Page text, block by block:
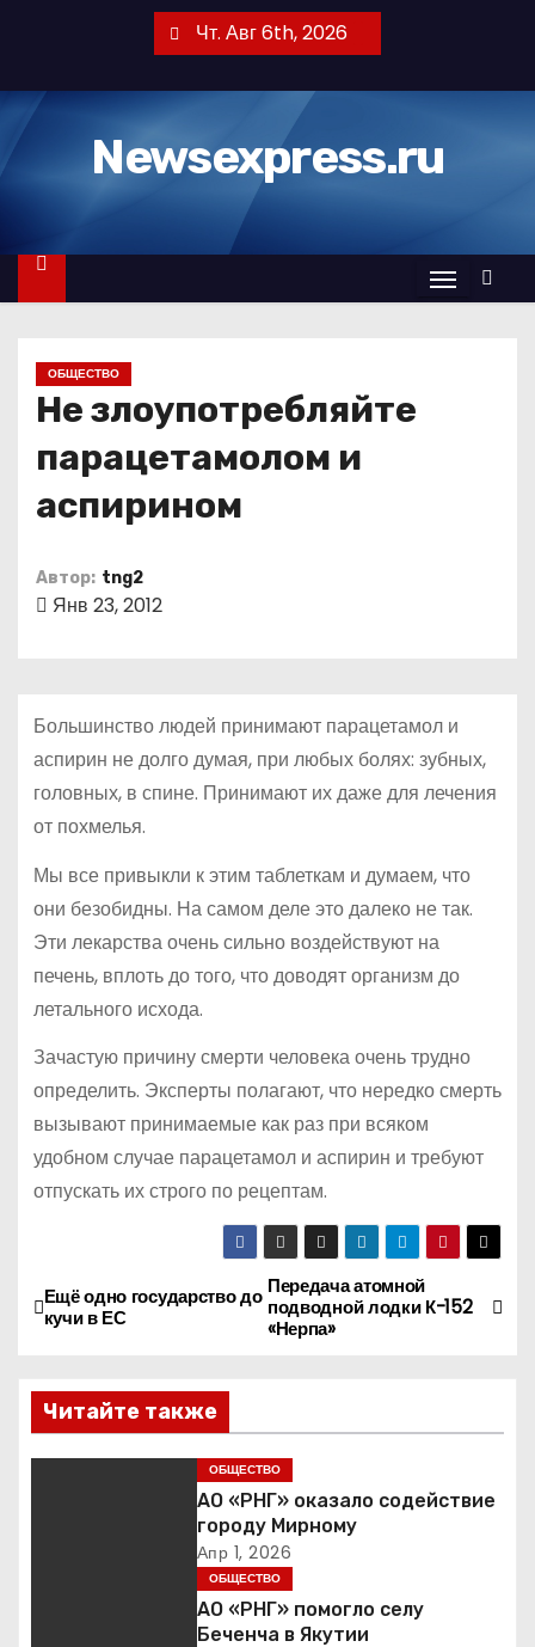
т
к
Чт. Авг 6th, 2026
Newsexpress.ru
ОБЩЕСТВО
Не злоупотребляйте
парацетамолом и
аспирином
Автор: tng2
Янв 23, 2012
Большинство людей принимают парацетамол и
аспирин не долго думая, при любых болях: зубных,
головных, в спине. Принимают их даже для лечения
от похмелья.
Мы все привыкли к этим таблеткам и думаем, что
они безобидны. На самом деле это далеко не так.
Эти лекарства очень сильно воздействуют на
печень, вплоть до того, что доводят организм до
летального исхода.
Зачастую причину смерти человека очень трудно
определить. Эксперты полагают, что нередко смерть
вызывают принимаемые как раз при всяком
удобном случае парацетамол и аспирин и требуют
отпускать их строго по рецептам.
Н
в
и
Передача атомной
подводной лодки К-152
«Нерпа»
Ещё одно государство до
кучи в ЕС
Читайте также
ОБЩЕСТВО
АО «РНГ» оказало содействие
городу Мирному
Апр 1, 2026
ОБЩЕСТВО
АО «РНГ» помогло селу
Беченча в Якутии